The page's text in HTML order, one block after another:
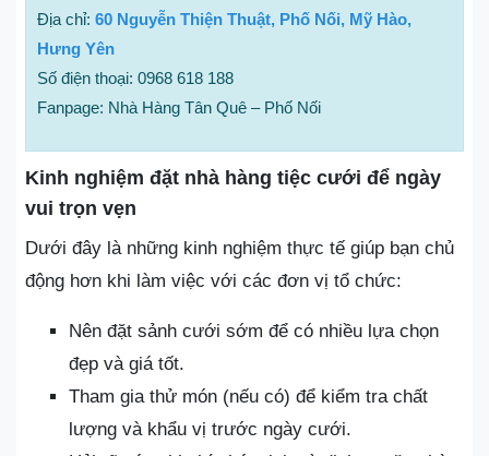
Địa chỉ: 60 Nguyễn Thiện Thuật, Phố Nối, Mỹ Hào,
Hưng Yên
Số điện thoại: 0968 618 188
Fanpage: Nhà Hàng Tân Quê – Phố Nối
Kinh nghiệm đặt nhà hàng tiệc cưới để ngày
vui trọn vẹn
Dưới đây là những kinh nghiệm thực tế giúp bạn chủ
động hơn khi làm việc với các đơn vị tổ chức:
Nên đặt sảnh cưới sớm để có nhiều lựa chọn
đẹp và giá tốt.
Tham gia thử món (nếu có) để kiểm tra chất
lượng và khẩu vị trước ngày cưới.